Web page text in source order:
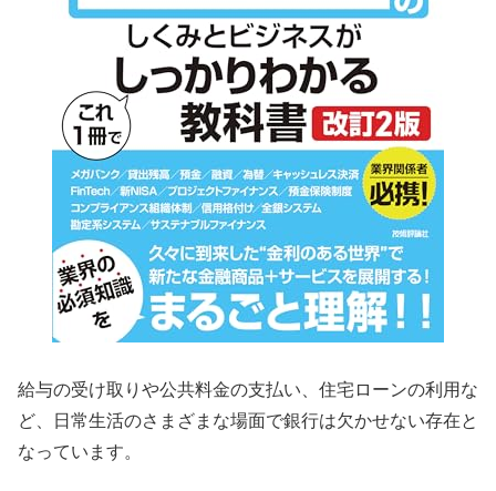
給与の受け取りや公共料金の支払い、住宅ローンの利用な
ど、日常生活のさまざまな場面で銀行は欠かせない存在と
なっています。